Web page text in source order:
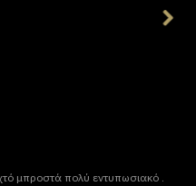
μπροστά πολύ εντυπωσιακό .